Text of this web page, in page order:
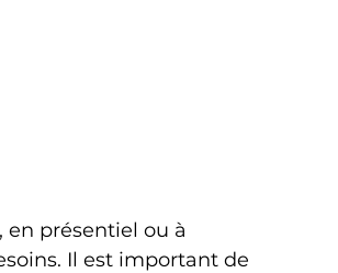
présentiel ou à
Il est important de